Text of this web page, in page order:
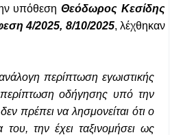
υπόθεσηΘεόδωρος Κεσίδης
4/2025, 8/10/2025, λέχθηκαν
περίπτωση εγωιστικής
περίπτωση οδήγησης υπό την
πρέπει να λησμονείται ότι ο
την έχει ταξινομήσει ως